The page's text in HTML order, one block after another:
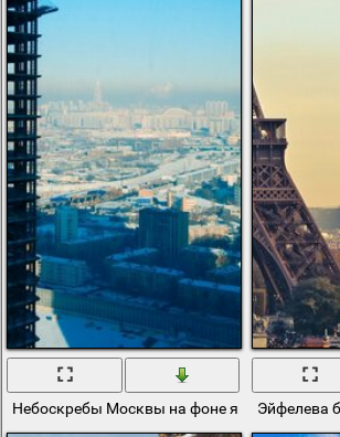
Небоскребы Москвы на фоне ясного неба
Эйфелева